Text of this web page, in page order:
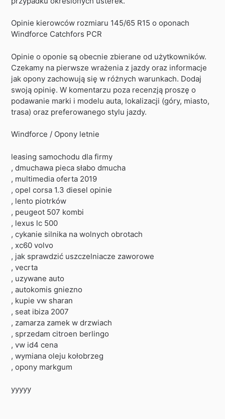
Opinie kierowców rozmiaru 145/65 R15 o oponach
Windforce Catchfors PCR
Opinie o oponie są obecnie zbierane od użytkowników.
Czekamy na pierwsze wrażenia z jazdy oraz informacje
jak opony zachowują się w różnych warunkach. Dodaj
swoją opinię. W komentarzu poza recenzją proszę o
podawanie marki i modelu auta, lokalizacji (góry, miasto,
trasa) oraz preferowanego stylu jazdy.
Windforce / Opony letnie
leasing samochodu dla firmy
, dmuchawa pieca słabo dmucha
, multimedia oferta 2019
, opel corsa 1.3 diesel opinie
, lento piotrków
, peugeot 507 kombi
, lexus lc 500
, cykanie silnika na wolnych obrotach
, xc60 volvo
, jak sprawdzić uszczelniacze zaworowe
, vecrta
, uzywane auto
, autokomis gniezno
, kupie vw sharan
, seat ibiza 2007
, zamarza zamek w drzwiach
, sprzedam citroen berlingo
, vw id4 cena
, wymiana oleju kołobrzeg
, opony markgum
yyyyy